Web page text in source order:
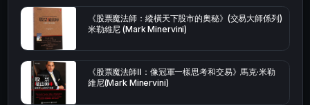
《股票魔法師：縱橫天下股市的奧秘》(交易大師係列)
米勒維尼 (Mark Minervini)
《股票魔法師Ⅱ：像冠軍一樣思考和交易》馬克·米勒
維尼(Mark Minervini)